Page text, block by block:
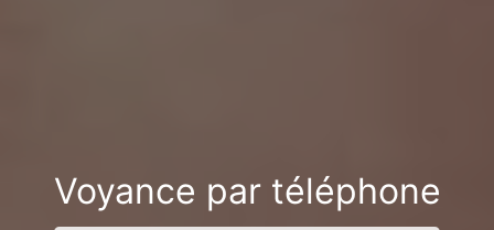
Voyance par téléphone